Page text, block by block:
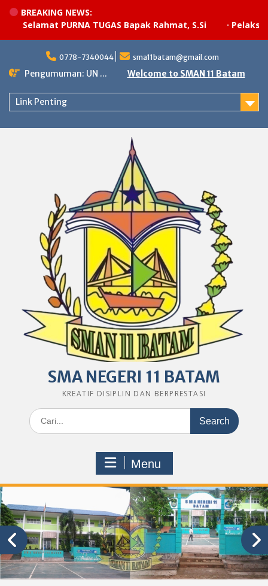
BREAKING NEWS:
Selamat PURNA TUGAS Bapak Rahmat, S.Si
·
content
0778-7340044 sma11batam@gmail.com
Pengumuman: UN ... Welcome to SMAN 11 Batam
Link Penting
SMA NEGERI 11 BATAM
KREATIF DISIPLIN DAN BERPRESTASI
Search
for:
Menu